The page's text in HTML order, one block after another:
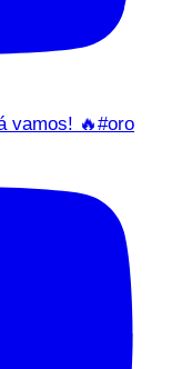
vamos! 🔥#oro